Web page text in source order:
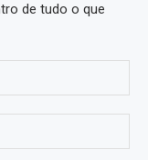
de tudo o que